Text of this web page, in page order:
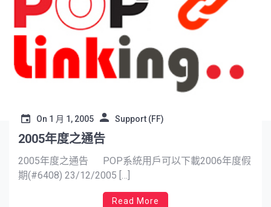
On 1 月 1, 2005 Support (FF)
2005年度之通告
2005年度之通告 POP系統用戶可以下載2006年度假
期(#6408) 23/12/2005 […]
Read More